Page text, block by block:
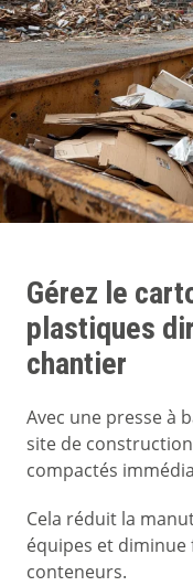
Gérez le
plastiques
chantier
Avec une presse à
site de
compactés
Cela réduit la
équipes et
conteneurs.